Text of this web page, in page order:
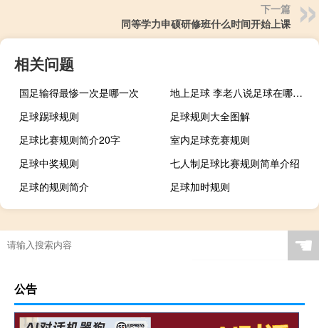
下一篇
同等学力申硕研修班什么时间开始上课
相关问题
国足输得最惨一次是哪一次
地上足球 李老八说足球在哪看什么梗
足球踢球规则
足球规则大全图解
足球比赛规则简介20字
室内足球竞赛规则
足球中奖规则
七人制足球比赛规则简单介绍
足球的规则简介
足球加时规则
踢足球的比赛规则
五人制足球 规则
最新足球规则
足球小场规则
足球规则详解
“于今悬日月”的出处是哪里
小伙爬山晕倒坚持先拜财神再就医 没吃早中饭加班太多：网友感慨
☚
公告